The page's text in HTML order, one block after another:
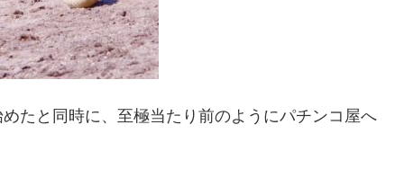
たと同時に、至極当たり前のようにパチンコ屋へ